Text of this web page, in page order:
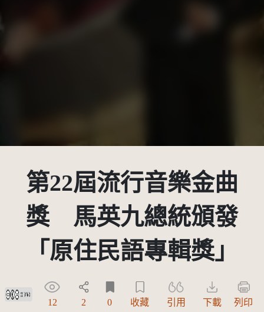
第22屆流行音樂金曲
獎 馬英九總統頒發
「原住民語專輯獎」
創用CC姓名標示-禁止改作 3.0 台灣及其後版本(CC BY-ND 3.0 TW +)
12 2 0 收藏 引用 下載 列印